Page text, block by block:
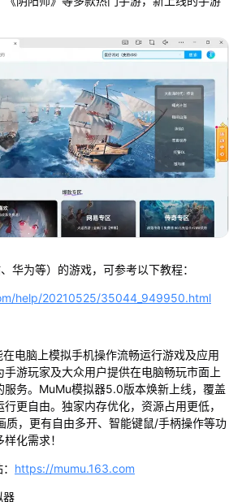
华为等）的游戏，可参考以下教程：
help/20210525/35044_949950.html
电脑上模拟手机操作流畅运行游戏及应用
手游玩家及大众用户提供在电脑畅玩市面上
服务。MuMu模拟器5.0版本焕新上线，覆盖
更自由。独家内存优化，资源占用更低，
质，更有自由多开、智能键鼠/手柄操作等功
化需求！
https://mumu.163.com
器